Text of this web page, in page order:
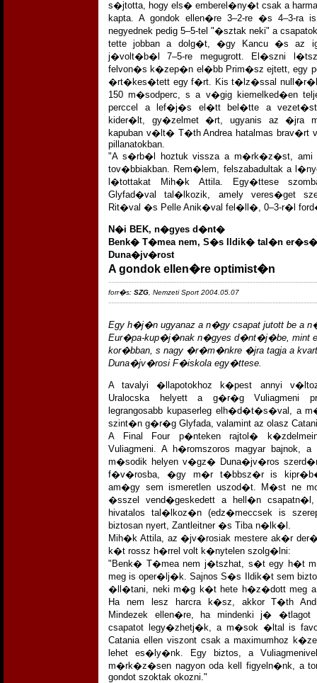
s�jtotta, hogy els� emberel�ny�t csak a
kapta. A gondok ellen�re 3–2-re �s 4–3-ra
negyednek pedig 5–5-tel "�sztak neki" a
tette jobban a dolg�t, �gy Kancu �s az
j�volt�b�l 7–5-re megugrott. El�szni
felvon�s k�zep�n el�bb Prim�sz ejtett, egy
�rt�kes�tett egy f�rt. Kis t�lz�ssal null�r�l
150 m�sodperc, s a v�gig kiemelked�en
perccel a lef�j�s el�tt bel�tte a
kider�lt, gy�zelmet �rt, ugyanis az �jra
kapuban v�lt� T�th Andrea hatalmas brav�rt
pillanatokban.
"A s�rb�l hoztuk vissza a m�rk�z�st,
tov�bbiakban. Rem�lem, felszabadultak a
l�tottakat Mih�k Attila. Egy�ttese
Glyfad�val tal�lkozik, amely veres�get
Rit�val �s Pelle Anik�val fel�ll�, 0–3-r�l
N�i BEK, n�gyes d�nt�
Benk� T�mea nem, S�s Ildik� tal�n
Duna�jv�rost
A gondok ellen�re optimist�n
forr�s: SZG , Nemzeti Sport 2004.05.07
Egy h�j�n ugyanaz a n�gy csapat jutott be a
Eur�pa-kup�j�nak n�gyes d�nt�j�be, mint
kor�bban, s nagy �r�m�nkre �jra tagja a
Duna�jv�rosi F�iskola egy�ttese.
A tavalyi �llapotokhoz k�pest annyi
Uralocska helyett a g�r�g Vuliagmeni
legrangosabb kupaserleg elh�d�t�s�val, a
szint�n g�r�g Glyfada, valamint az olasz
A Final Four p�nteken rajtol�
Vuliagmeni. A h�romszoros magyar bajnok,
m�sodik helyen v�gz� Duna�jv�ros
f�v�rosba, �gy m�r t�bbsz�r is
am�gy sem ismeretlen uszod�t. M�st ne
�sszel vend�geskedett a hell�n
hivatalos tal�lkoz�n (edz�meccsek is
biztosan nyert, Zantleitner �s Tiba n�lk�l.
Mih�k Attila, az �jv�rosiak mestere ak�r
k�t rossz h�rrel volt k�nytelen szolg�lni:
"Benk� T�mea nem j�tszhat, s�t egy h�t
meg is oper�lj�k. Sajnos S�s Ildik�t sem
�ll�tani, neki m�g k�t hete h�z�dott meg
Ha nem lesz harcra k�sz, akkor T�th
Mindezek ellen�re, ha mindenki j�
csapatot legy�zhetj�k, a m�sok �ltal is
Catania ellen viszont csak a maximumhoz
lehet es�ly�nk. Egy biztos, a
m�rk�z�sen nagyon oda kell figyeln�nk, a
gondot szoktak okozni."